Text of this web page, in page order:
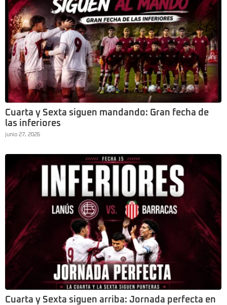
Cuarta y Sexta siguen mandando: Gran fecha de
las inferiores
junio 27, 2026
Cuarta y Sexta siguen arriba: Jornada perfecta en